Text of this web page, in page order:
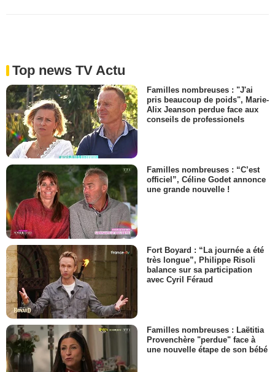
Top news TV Actu
Familles nombreuses : "J'ai
pris beaucoup de poids", Marie-
Alix Jeanson perdue face aux
conseils de professionels
Familles nombreuses : “C’est
officiel”, Céline Godet annonce
une grande nouvelle !
Fort Boyard : “La journée a été
très longue”, Philippe Risoli
balance sur sa participation
avec Cyril Féraud
Familles nombreuses : Laëtitia
Provenchère "perdue" face à
une nouvelle étape de son bébé